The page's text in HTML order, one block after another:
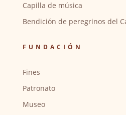
Capilla de música
Bendición de peregrinos del
FUNDACIÓN
Fines
Patronato
Museo